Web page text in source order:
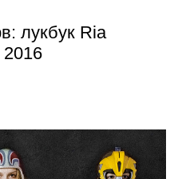
лукбук Ria
2016